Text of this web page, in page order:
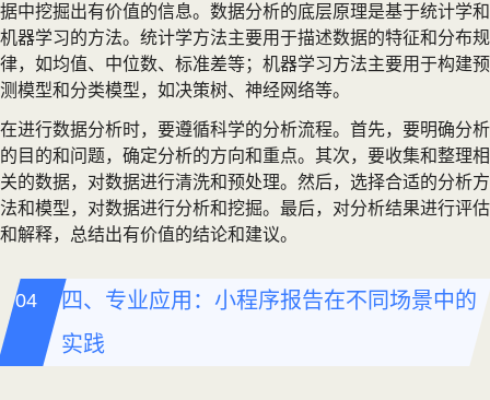
据中挖掘出有价值的信息。数据分析的底层原理是基于统计学和
机器学习的方法。统计学方法主要用于描述数据的特征和分布规
律，如均值、中位数、标准差等；机器学习方法主要用于构建预
测模型和分类模型，如决策树、神经网络等。
在进行数据分析时，要遵循科学的分析流程。首先，要明确分析
的目的和问题，确定分析的方向和重点。其次，要收集和整理相
关的数据，对数据进行清洗和预处理。然后，选择合适的分析方
法和模型，对数据进行分析和挖掘。最后，对分析结果进行评估
和解释，总结出有价值的结论和建议。
四、专业应用：小程序报告在不同场景中的
实践